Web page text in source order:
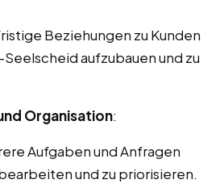
Beziehungen zu Kunden
aufzubauen und zu
Organisation:
Aufgaben und Anfragen
und zu priorisieren.